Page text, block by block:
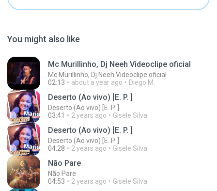
You might also like
Mc Murillinho, Dj Neeh Videoclipe oficial
Mc Murillinho, Dj Neeh Videoclipe oficial
02:13
about a year ago Diego M.
Deserto (Ao vivo) [E. P. ]
Deserto (Ao vivo) [E. P. ]
03:41
2 years ago Gisele Silva
Deserto (Ao vivo) [E. P. ]
Deserto (Ao vivo) [E. P. ]
04:28
2 years ago Gisele Silva
Não Pare
Não Pare
04:53
2 years ago Gisele Silva